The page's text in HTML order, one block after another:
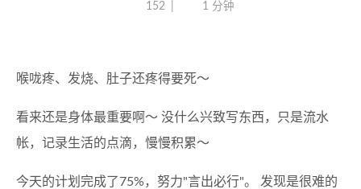
152
1 分钟
喉咙疼、发烧、肚子还疼得要死～
看来还是身体最重要啊～ 没什么兴致写东西，只是流水
帐，记录生活的点滴，慢慢积累～
今天的计划完成了75%，努力"言出必行"。 发现是很难的